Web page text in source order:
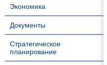
Экономика
Документы
Стратегическое
планирование